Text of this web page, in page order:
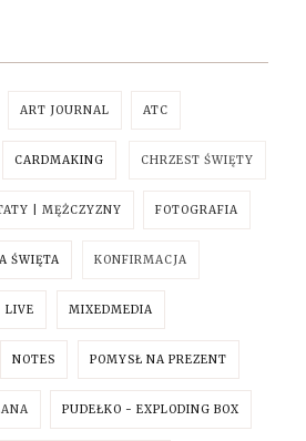
ART JOURNAL ATC
CARDMAKING CHRZEST ŚWIĘTY
| MĘŻCZYZNY FOTOGRAFIA
ŚWIĘTA KONFIRMACJA
LIVE MIXEDMEDIA
NOTES POMYSŁ NA PREZENT
PUDEŁKO - EXPLODING BOX